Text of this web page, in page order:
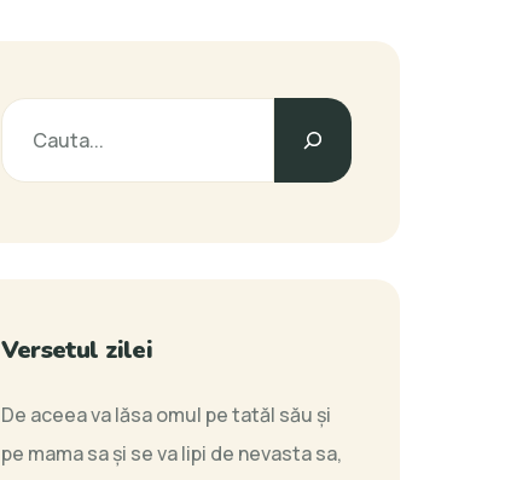
Versetul zilei
De aceea va lăsa omul pe tatăl său şi
pe mama sa şi se va lipi de nevasta sa,